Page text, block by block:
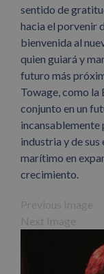
sentido de
hacia el porvenir
bienvenida al
quien guiará y
futuro más
Towage, como la
conjunto en un
incansablemente
industria y de
marítimo en
crecimiento.
Previous Image
Next Image